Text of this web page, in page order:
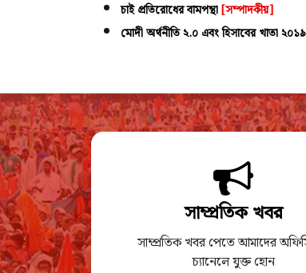
চাই প্রতিরোধের বামপন্থা[সম্পাদকীয়]
মোদী অর্থনীতি ২.০ এবং হিসাবের খাতা ২০১৯
সাম্প্রতিক খবর
সাম্প্রতিক খবর পেতে আমাদের
চ্যানেলে যুক্ত হোন